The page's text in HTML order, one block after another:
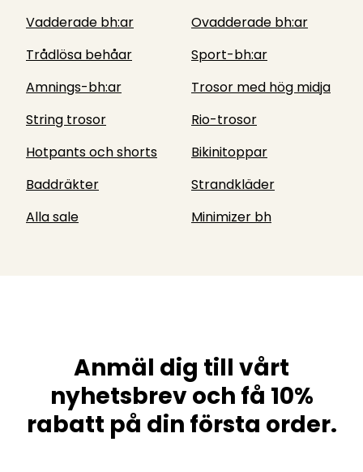
Vadderade bh:ar
Ovadderade bh:ar
Trådlösa behåar
Sport-bh:ar
Amnings-bh:ar
Trosor med hög midja
String trosor
Rio-trosor
Hotpants och shorts
Bikinitoppar
Baddräkter
Strandkläder
Alla sale
Minimizer bh
Anmäl dig till vårt
nyhetsbrev och få 10%
rabatt på din första order.